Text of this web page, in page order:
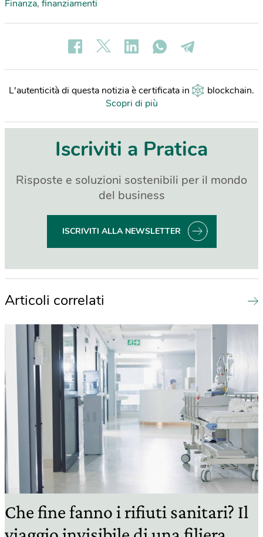
Finanza, finanziamenti
L'autenticità di questa notizia è certificata in blockchain.
Scopri di più
Iscriviti a Pratica
Risposte e soluzioni sostenibili per il mondo
del business
ISCRIVITI ALLA NEWSLETTER
Articoli correlati
Che fine fanno i rifiuti sanitari? Il